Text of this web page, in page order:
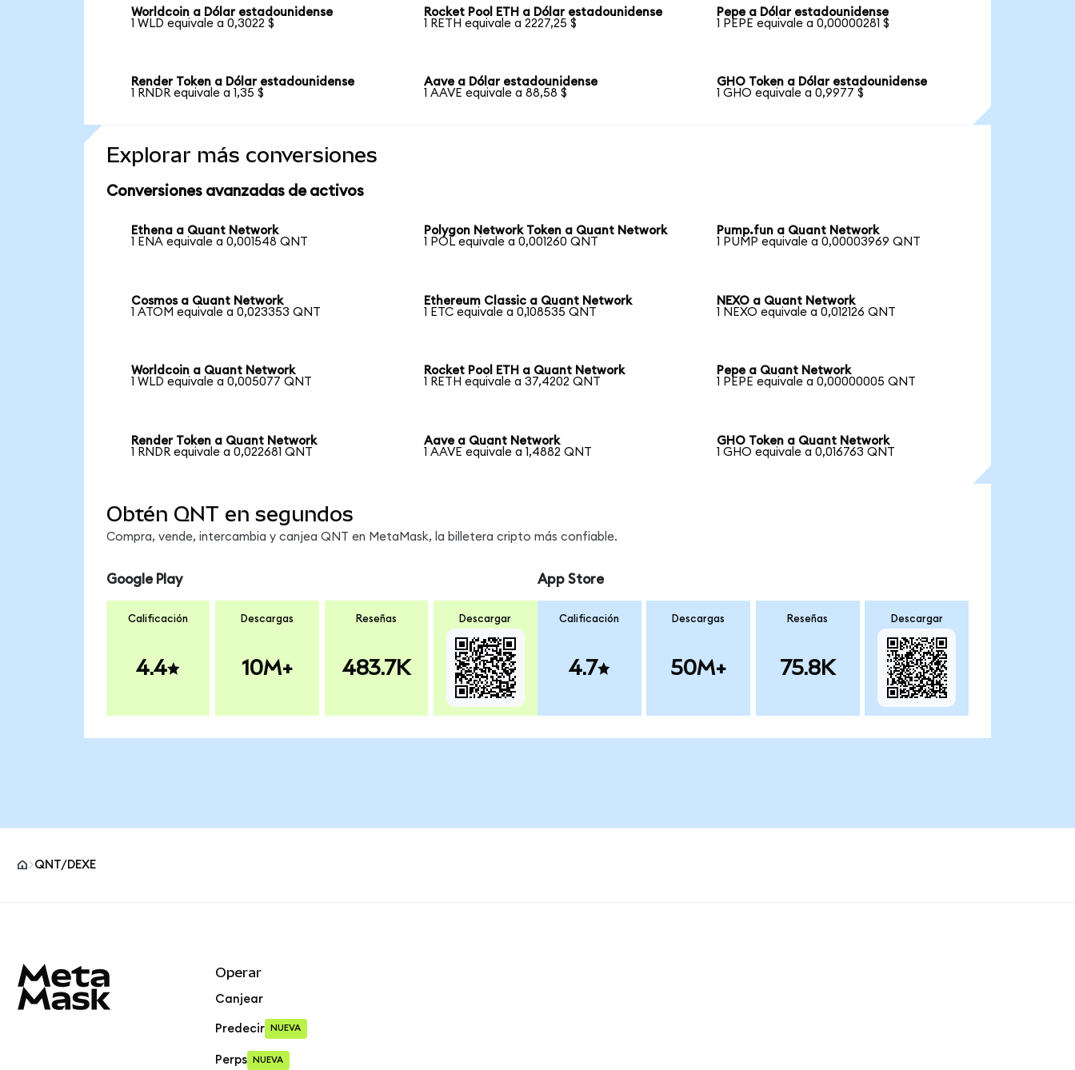
Worldcoin a Dólar estadounidense
1 WLD equivale a 0,3022 $
Rocket Pool ETH a Dólar estadounidense
1 RETH equivale a 2227,25 $
Pepe a Dólar estadounidense
1 PEPE equivale a 0,00000281 $
Render Token a Dólar estadounidense
1 RNDR equivale a 1,35 $
Aave a Dólar estadounidense
1 AAVE equivale a 88,58 $
GHO Token a Dólar estadounidense
1 GHO equivale a 0,9977 $
Explorar más conversiones
Conversiones avanzadas de activos
Ethena a Quant Network
1 ENA equivale a 0,001548 QNT
Polygon Network Token a Quant Network
1 POL equivale a 0,001260 QNT
Pump.fun a Quant Network
1 PUMP equivale a 0,00003969 QNT
Cosmos a Quant Network
1 ATOM equivale a 0,023353 QNT
Ethereum Classic a Quant Network
1 ETC equivale a 0,108535 QNT
NEXO a Quant Network
1 NEXO equivale a 0,012126 QNT
Worldcoin a Quant Network
1 WLD equivale a 0,005077 QNT
Rocket Pool ETH a Quant Network
1 RETH equivale a 37,4202 QNT
Pepe a Quant Network
1 PEPE equivale a 0,00000005 QNT
Render Token a Quant Network
1 RNDR equivale a 0,022681 QNT
Aave a Quant Network
1 AAVE equivale a 1,4882 QNT
GHO Token a Quant Network
1 GHO equivale a 0,016763 QNT
Obtén QNT en segundos
Compra, vende, intercambia y canjea QNT en MetaMask, la billetera cripto más confiable.
Google Play
Calificación
4.4
Descargas
10M+
Reseñas
483.7K
Descargar
App Store
Calificación
4.7
Descargas
50M+
Reseñas
75.8K
Descargar
QNT/DEXE
Operar
Canjear
Predecir NUEVA
Perps NUEVA